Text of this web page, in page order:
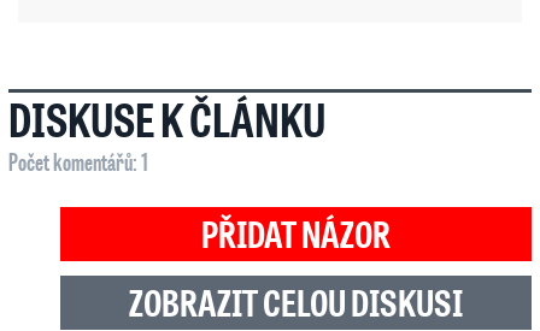
DISKUSE K ČLÁNKU
Počet komentářů: 1
PŘIDAT NÁZOR
ZOBRAZIT CELOU DISKUSI